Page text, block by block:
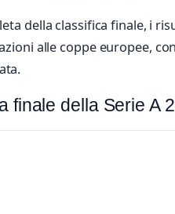
della classifica finale, i
alle coppe europee,
finale della Serie A